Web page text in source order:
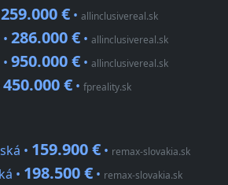
259.000 € • allinclusivereal.sk
286.000 € • allinclusivereal.sk
950.000 € • allinclusivereal.sk
450.000 € • fpreality.sk
• 159.900 € • remax-slovakia.sk
• 198.500 € • remax-slovakia.sk